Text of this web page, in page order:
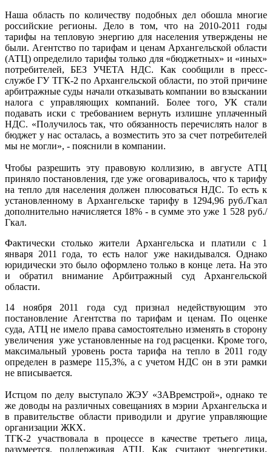
Наша область по количеству подобных дел обошла многие
российские регионы. Дело в том, что на 2010-2011 годы
тарифы на тепловую энергию для населения утверждены не
были. Агентство по тарифам и ценам Архангельской области
(АТЦ) определило тарифы только для «бюджетных» и «иных»
потребителей, БЕЗ УЧЕТА НДС. Как сообщили в пресс-
службе ГУ ТГК-2 по Архангельской области, по этой причине
арбитражные суды начали отказывать компании во взыскании
налога с управляющих компаний. Более того, УК стали
подавать иски с требованием вернуть излишне уплаченный
НДС. «Получилось так, что обязанность перечислять налог в
бюджет у нас осталась, а возместить это за счет потребителей
мы не могли», - пояснили в компании.
Чтобы разрешить эту правовую коллизию, в августе АТЦ
приняло постановления, где уже оговаривалось, что к тарифу
на тепло для населения должен плюсоваться НДС. То есть к
установленному в Архангельске тарифу в 1294,96 руб./Гкал
дополнительно начисляется 18% - в сумме это уже 1 528 руб./
Гкал.
Фактически столько жители Архангельска и платили с 1
января 2011 года, то есть налог уже накидывался. Однако
юридически это было оформлено только в конце лета. На это
и обратил внимание Арбитражный суд Архангельской
области.
14 ноября 2011 года суд признал недействующим это
постановление Агентства по тарифам и ценам. По оценке
суда, АТЦ не имело права самостоятельно изменять в сторону
увеличения уже установленные на год расценки. Кроме того,
максимальный уровень роста тарифа на тепло в 2011 году
определен в размере 115,3%, а с учетом НДС он в эти рамки
не вписывается.
Истцом по делу выступало ЖЭУ «ЗАВремстрой», однако те
же доводы на различных совещаниях в мэрии Архангельска и
в правительстве области приводили и другие управляющие
организации ЖКХ.
ТГК-2 участвовала в процессе в качестве третьего лица,
разумеется, поддерживая АТЦ. Как считают энергетики,